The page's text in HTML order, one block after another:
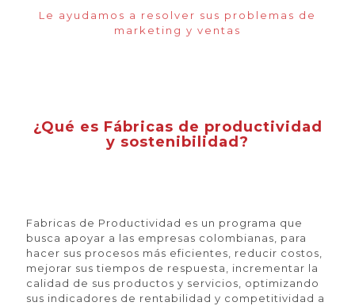
Le ayudamos a resolver sus problemas de
marketing y ventas
¿Qué es Fábricas de productividad
y sostenibilidad?
Fabricas de Productividad es un programa que
busca apoyar a las empresas colombianas, para
hacer sus procesos más eficientes, reducir costos,
mejorar sus tiempos de respuesta, incrementar la
calidad de sus productos y servicios, optimizando
sus indicadores de rentabilidad y competitividad a